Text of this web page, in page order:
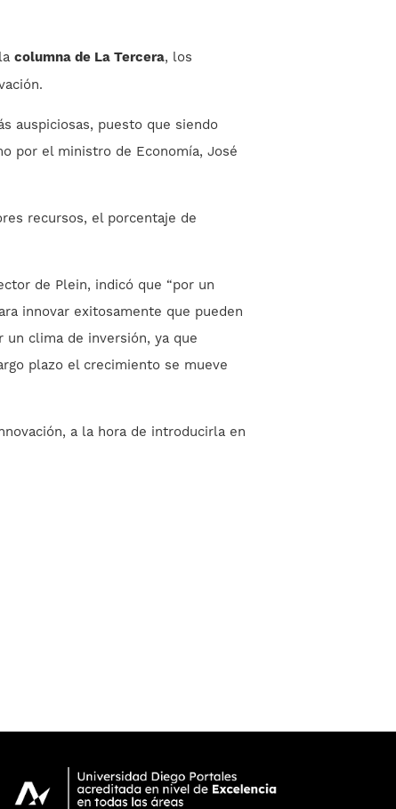
columna de La Tercera, los
auspiciosas, puesto que siendo
por el ministro de Economía, José
recursos, el porcentaje de
de Plein, indicó que “por un
innovar exitosamente que pueden
un clima de inversión, ya que
plazo el crecimiento se mueve
a la hora de introducirla en